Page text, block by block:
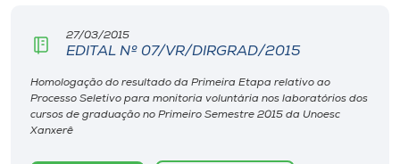
27/03/2015
EDITAL Nº 07/VR/DIRGRAD/2015
Homologação do resultado da Primeira Etapa relativo ao
Processo Seletivo para monitoria voluntária nos laboratórios dos
cursos de graduação no Primeiro Semestre 2015 da Unoesc
Xanxerê